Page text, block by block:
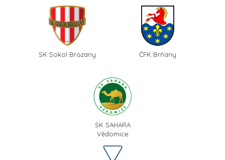
SK Sokol Brozany ČFK Brňany
SK SAHARA
Vědomice